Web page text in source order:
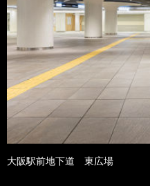
大阪駅前地下道 東広場